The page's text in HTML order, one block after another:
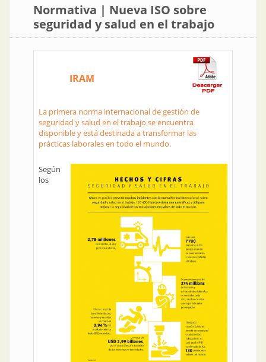
Normativa | Nueva ISO sobre
seguridad y salud en el trabajo
IRAM
La primera norma internacional de gestión de
seguridad y salud en el trabajo se encuentra
disponible y está destinada a transformar las
prácticas laborales en todo el mundo.
Según
los